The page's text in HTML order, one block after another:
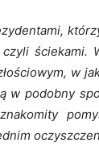
ściekami.
w
w podobny